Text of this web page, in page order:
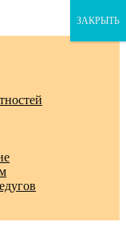
ЗАКРЫТЬ